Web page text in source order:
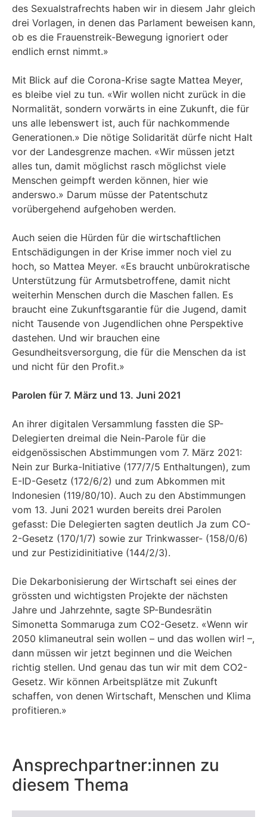
des Sexualstrafrechts haben wir in diesem Jahr gleich
drei Vorlagen, in denen das Parlament beweisen kann,
ob es die Frauenstreik-Bewegung ignoriert oder
endlich ernst nimmt.»
Mit Blick auf die Corona-Krise sagte Mattea Meyer,
es bleibe viel zu tun. «Wir wollen nicht zurück in die
Normalität, sondern vorwärts in eine Zukunft, die für
uns alle lebenswert ist, auch für nachkommende
Generationen.» Die nötige Solidarität dürfe nicht Halt
vor der Landesgrenze machen. «Wir müssen jetzt
alles tun, damit möglichst rasch möglichst viele
Menschen geimpft werden können, hier wie
anderswo.» Darum müsse der Patentschutz
vorübergehend aufgehoben werden.
Auch seien die Hürden für die wirtschaftlichen
Entschädigungen in der Krise immer noch viel zu
hoch, so Mattea Meyer. «Es braucht unbürokratische
Unterstützung für Armutsbetroffene, damit nicht
weiterhin Menschen durch die Maschen fallen. Es
braucht eine Zukunftsgarantie für die Jugend, damit
nicht Tausende von Jugendlichen ohne Perspektive
dastehen. Und wir brauchen eine
Gesundheitsversorgung, die für die Menschen da ist
und nicht für den Profit.»
Parolen für 7. März und 13. Juni 2021
An ihrer digitalen Versammlung fassten die SP-
Delegierten dreimal die Nein-Parole für die
eidgenössischen Abstimmungen vom 7. März 2021:
Nein zur Burka-Initiative (177/7/5 Enthaltungen), zum
E-ID-Gesetz (172/6/2) und zum Abkommen mit
Indonesien (119/80/10). Auch zu den Abstimmungen
vom 13. Juni 2021 wurden bereits drei Parolen
gefasst: Die Delegierten sagten deutlich Ja zum CO-
2-Gesetz (170/1/7) sowie zur Trinkwasser- (158/0/6)
und zur Pestizidinitiative (144/2/3).
Die Dekarbonisierung der Wirtschaft sei eines der
grössten und wichtigsten Projekte der nächsten
Jahre und Jahrzehnte, sagte SP-Bundesrätin
Simonetta Sommaruga zum CO2-Gesetz. «Wenn wir
2050 klimaneutral sein wollen – und das wollen wir! –,
dann müssen wir jetzt beginnen und die Weichen
richtig stellen. Und genau das tun wir mit dem CO2-
Gesetz. Wir können Arbeitsplätze mit Zukunft
schaffen, von denen Wirtschaft, Menschen und Klima
profitieren.»
Ansprechpartner:innen zu
diesem Thema